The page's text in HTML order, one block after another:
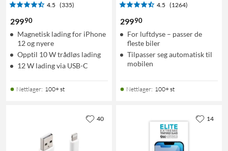
4.5 (335)
29990
Magnetisk lading for iPhone
12 og nyere
Opptil 10 W trådløs lading
12 W lading via USB-C
Nettlager: 100+ st
4.5 (1264)
29990
For luftdyse – passer de
fleste biler
Tilpasser seg automatisk til
mobilen
Nettlager: 100+ st
40 14